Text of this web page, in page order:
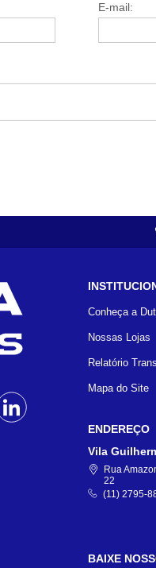
E-mail:
Conheça a
Nossas Lojas
Relatório
Mapa do Site
ENDEREÇO
Vila
Rua
22
(11) 2795-
BAIXE